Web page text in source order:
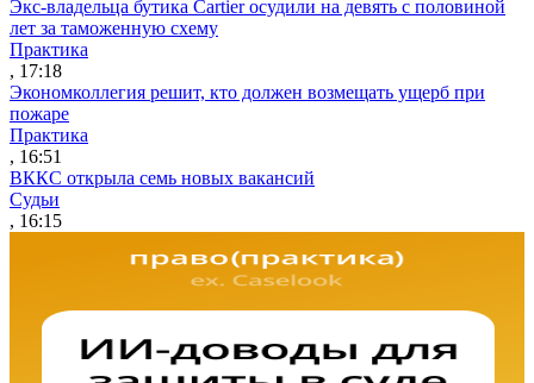
Экс-владельца бутика Cartier осудили на девять с половиной
лет за таможенную схему
Практика
, 17:18
Экономколлегия решит, кто должен возмещать ущерб при
пожаре
Практика
, 16:51
ВККС открыла семь новых вакансий
Судьи
, 16:15